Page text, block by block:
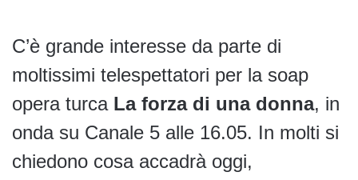
C’è grande interesse da parte di
moltissimi telespettatori per la soap
opera turca La forza di una donna, in
onda su Canale 5 alle 16.05. In molti si
chiedono cosa accadrà oggi,